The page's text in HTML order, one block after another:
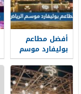
أفضل مطاعم
بوليفارد موسم
الرياض 2026